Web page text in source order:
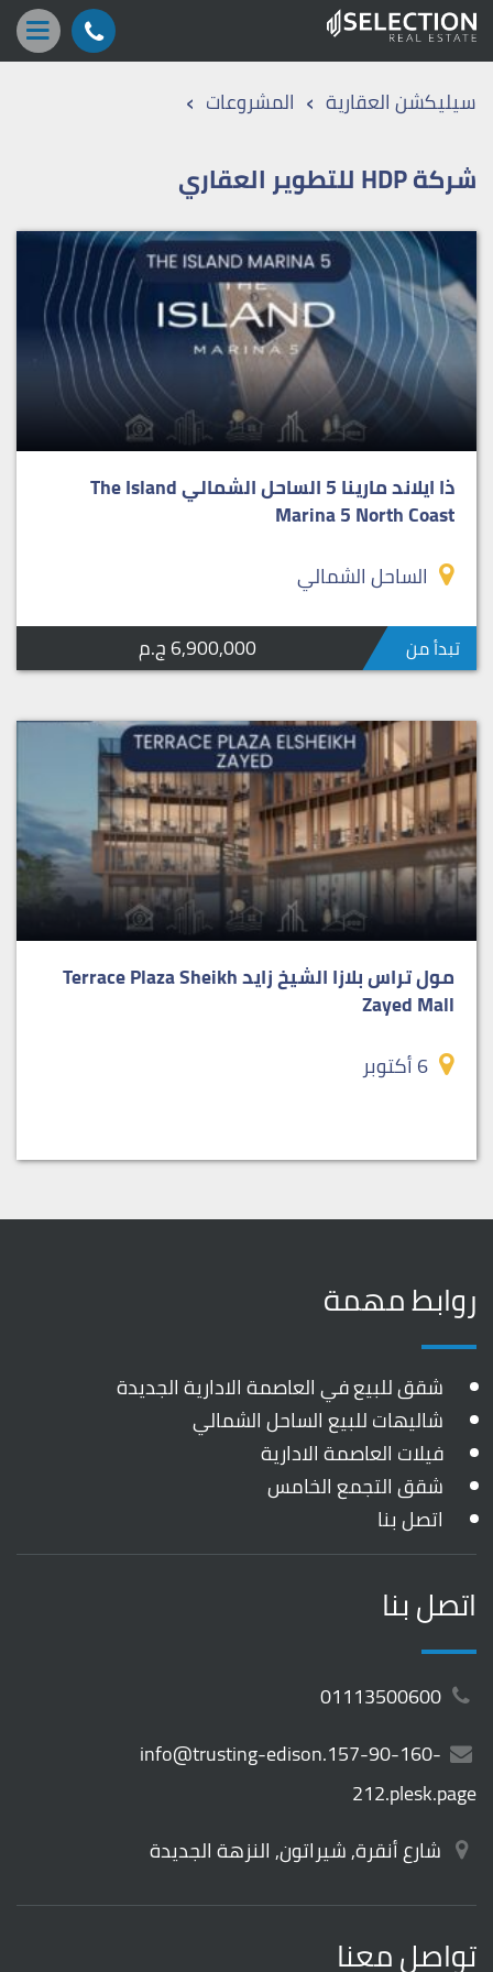
سيليكشن العقارية › المشروعات ›
شركة HDP للتطوير العقاري
ذا ايلاند مارينا 5 الساحل الشمالي The Island
Marina 5 North Coast
الساحل الشمالي
تبدأ من 6,900,000 ج.م
مول تراس بلازا الشيخ زايد Terrace Plaza Sheikh
Zayed Mall
6 أكتوبر
روابط مهمة
شقق للبيع في العاصمة الادارية الجديدة
شاليهات للبيع الساحل الشمالي
فيلات العاصمة الادارية
شقق التجمع الخامس
اتصل بنا
اتصل بنا
info@trusting-edison.157-90-160-
212.plesk.page
شارع أنقرة, شيراتون, النزهة الجديدة
تواصل معنا